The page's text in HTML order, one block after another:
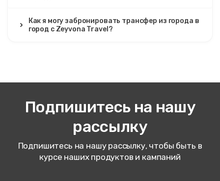
Как я могу забронировать трансфер из города в
город с Zeyvona Travel?
Подпишитесь на нашу
рассылку
Подпишитесь на нашу рассылку, чтобы быть в
курсе наших продуктов и кампаний